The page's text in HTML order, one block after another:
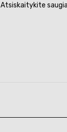
Atsiskaitykite